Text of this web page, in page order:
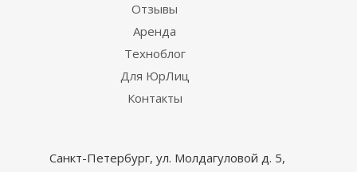
Отзывы
Аренда
Техноблог
Для ЮрЛиц
Контакты
Санкт-Петербург, ул. Молдагуловой д. 5,